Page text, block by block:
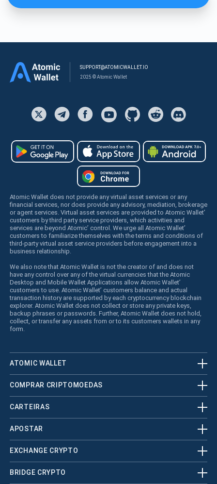
SUPPORT@ATOMICWALLET.IO
2025 © Atomic Wallet
Atomic Wallet does not provide any virtual asset services or any
financial services, nor does provide any advisory, mediation, brokerage
or agent services. Virtual asset services are provided to Atomic Wallet’
customers by third party service providers, which activities and
services are beyond Atomic’ control. We urge all Atomic Wallet’
customers to familiarize themselves with the terms and conditions of
third-party virtual asset service providers before engagement into a
business relationship.
We also note that Atomic Wallet is not the creator of and does not
have any control over any of the virtual currencies that the Atomic
Desktop and Mobile Wallet Applications allow Atomic Wallet’
customers to use. Atomic Wallet’ customers balance and actual
transaction history are supported by each cryptocurrency blockchain
explorer. Atomic Wallet does not collect or store any private keys,
backup phrases or passwords. Further, Atomic Wallet does not hold,
collect, or transfer any assets from or to its customers wallets in any
form.
ATOMIC WALLET
COMPRAR CRIPTOMOEDAS
CARTEIRAS
APOSTAR
EXCHANGE CRYPTO
BRIDGE CRYPTO